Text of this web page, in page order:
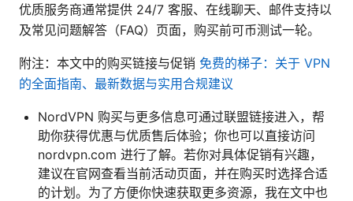
优质服务商通常提供 24/7 客服、在线聊天、邮件支持以
及常见问题解答（FAQ）页面，购买前可币测试一轮。
附注：本文中的购买链接与促销 免费的梯子：关于 VPN
的全面指南、最新数据与实用合规建议
NordVPN 购买与更多信息可通过联盟链接进入，帮
助你获得优惠与优质售后体验；你也可以直接访问
nordvpn.com 进行了解。若你对具体促销有兴趣，
建议在官网查看当前活动页面，并在购买时选择合适
的计划。为了方便你快速获取更多资源，我在文中也